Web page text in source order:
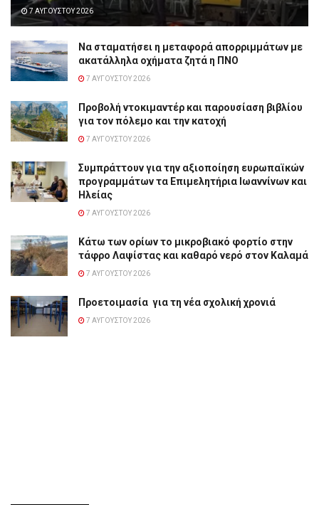
7 ΑΥΓΟΎΣΤΟΥ 2026
Να σταματήσει η μεταφορά απορριμμάτων με
ακατάλληλα οχήματα ζητά η ΠΝΟ
7 ΑΥΓΟΎΣΤΟΥ 2026
Προβολή ντοκιμαντέρ και παρουσίαση βιβλίου
για τον πόλεμο και την κατοχή
7 ΑΥΓΟΎΣΤΟΥ 2026
Συμπράττουν για την αξιοποίηση ευρωπαϊκών
προγραμμάτων τα Επιμελητήρια Ιωαννίνων και
Ηλείας
7 ΑΥΓΟΎΣΤΟΥ 2026
Κάτω των ορίων το μικροβιακό φορτίο στην
τάφρο Λαψίστας και καθαρό νερό στον Καλαμά
7 ΑΥΓΟΎΣΤΟΥ 2026
Προετοιμασία για τη νέα σχολική χρονιά
7 ΑΥΓΟΎΣΤΟΥ 2026